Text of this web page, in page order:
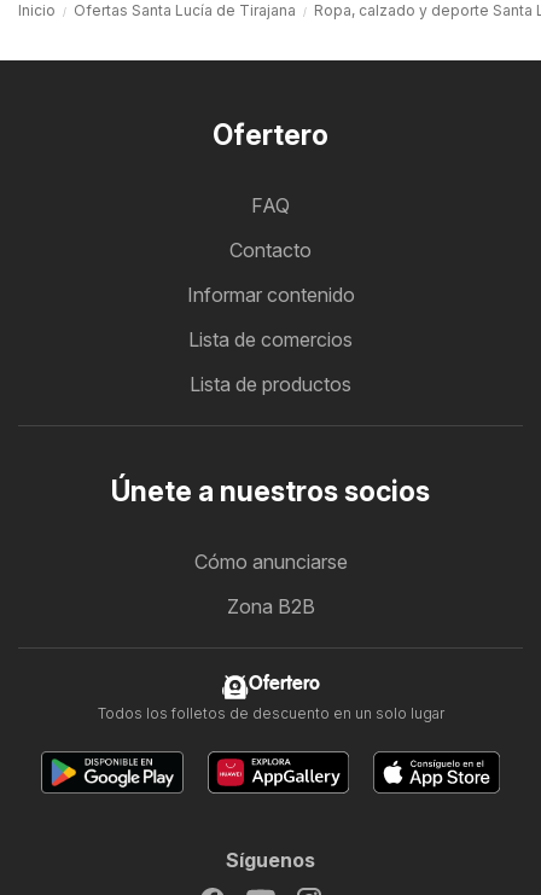
Inicio Ofertas Santa Lucía de Tirajana Ropa, calzado y deporte Santa
Ofertero
FAQ
Contacto
Informar contenido
Lista de comercios
Lista de productos
Únete a nuestros socios
Cómo anunciarse
Zona B2B
Ofertero
Todos los folletos de descuento en un solo lugar
Síguenos